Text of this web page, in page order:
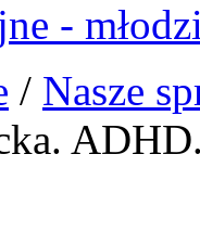
-
/ Nasze